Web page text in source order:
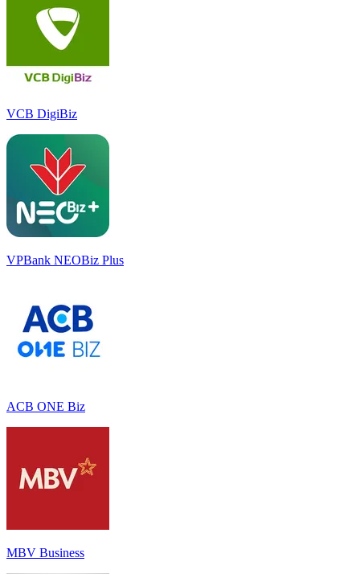
VCB DigiBiz
VPBank NEOBiz Plus
ACB ONE Biz
MBV Business